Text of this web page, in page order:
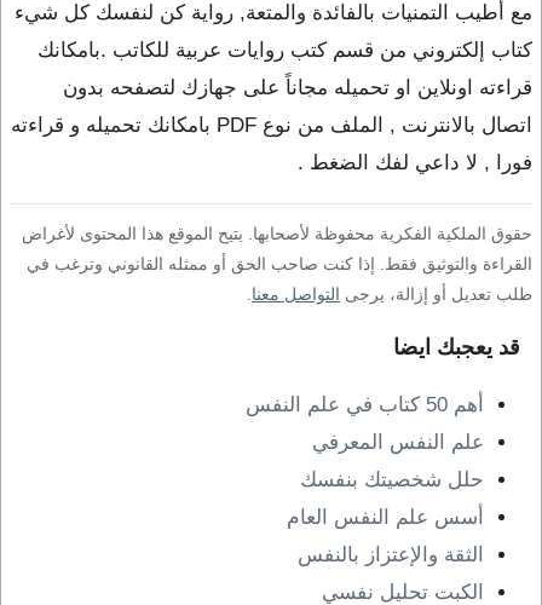
مع أطيب التمنيات بالفائدة والمتعة, رواية كن لنفسك كل شيء
كتاب إلكتروني من قسم كتب روايات عربية للكاتب .بامكانك
قراءته اونلاين او تحميله مجاناً على جهازك لتصفحه بدون
اتصال بالانترنت , الملف من نوع PDF بامكانك تحميله و قراءته
فورا , لا داعي لفك الضغط .
حقوق الملكية الفكرية محفوظة لأصحابها. يتيح الموقع هذا المحتوى لأغراض
القراءة والتوثيق فقط. إذا كنت صاحب الحق أو ممثله القانوني وترغب في
طلب تعديل أو إزالة، يرجى التواصل معنا
قد يعجبك ايضا
أهم 50 كتاب في علم النفس
علم النفس المعرفي
حلل شخصيتك بنفسك
أسس علم النفس العام
الثقة والإعتزاز بالنفس
الكبت تحليل نفسي